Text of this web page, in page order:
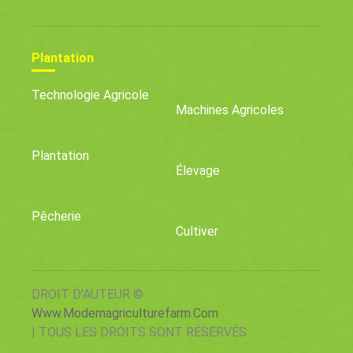
Plantation
Technologie Agricole
Machines Agricoles
Plantation
Élevage
Pêcherie
Cultiver
DROIT D'AUTEUR ©
Www.modernagriculturefarm.com
| TOUS LES DROITS SONT RÉSERVÉS